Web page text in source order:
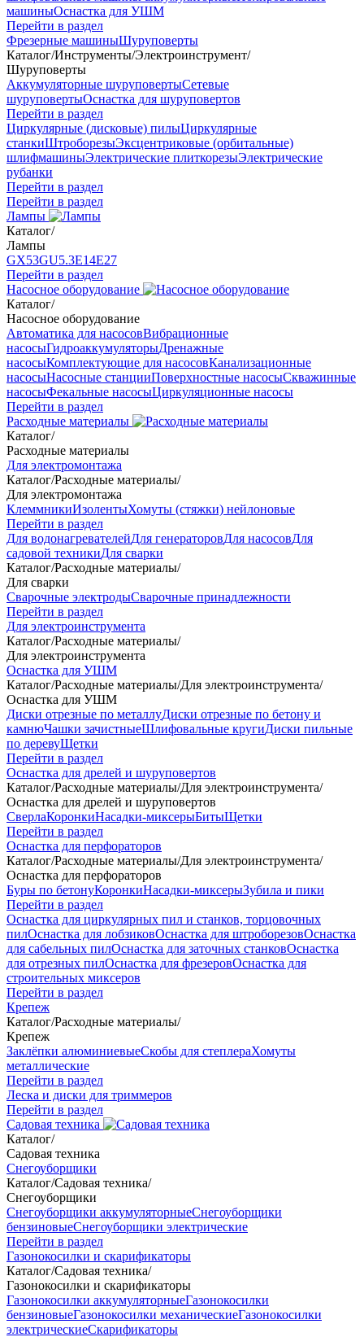
машиныОснастка для УШМ
Перейти в раздел
Фрезерные машиныШуруповерты
Каталог/Инструменты/Электроинструмент/
Шуруповерты
Аккумуляторные шуруповертыСетевые
шуруповертыОснастка для шуруповертов
Перейти в раздел
Циркулярные (дисковые) пилыЦиркулярные
станкиШтроборезыЭксцентриковые (орбитальные)
шлифмашиныЭлектрические плиткорезыЭлектрические
рубанки
Перейти в раздел
Перейти в раздел
Лампы
Каталог/
Лампы
GX53GU5.3Е14Е27
Перейти в раздел
Насосное оборудование
Каталог/
Насосное оборудование
Автоматика для насосовВибрационные
насосыГидроаккумуляторыДренажные
насосыКомплектующие для насосовКанализационные
насосыНасосные станцииПоверхностные насосыСкважинные
насосыФекальные насосыЦиркуляционные насосы
Перейти в раздел
Расходные материалы
Каталог/
Расходные материалы
Для электромонтажа
Каталог/Расходные материалы/
Для электромонтажа
КлеммникиИзолентыХомуты (стяжки) нейлоновые
Перейти в раздел
Для водонагревателейДля генераторовДля насосовДля
садовой техникиДля сварки
Каталог/Расходные материалы/
Для сварки
Сварочные электродыСварочные принадлежности
Перейти в раздел
Для электроинструмента
Каталог/Расходные материалы/
Для электроинструмента
Оснастка для УШМ
Каталог/Расходные материалы/Для электроинструмента/
Оснастка для УШМ
Диски отрезные по металлуДиски отрезные по бетону и
камнюЧашки зачистныеШлифовальные кругиДиски пильные
по деревуЩетки
Перейти в раздел
Оснастка для дрелей и шуруповертов
Каталог/Расходные материалы/Для электроинструмента/
Оснастка для дрелей и шуруповертов
СверлаКоронкиНасадки-миксерыБитыЩетки
Перейти в раздел
Оснастка для перфораторов
Каталог/Расходные материалы/Для электроинструмента/
Оснастка для перфораторов
Буры по бетонуКоронкиНасадки-миксерыЗубила и пики
Перейти в раздел
Оснастка для циркулярных пил и станков, торцовочных
пилОснастка для лобзиковОснастка для штроборезовОснастка
для сабельных пилОснастка для заточных станковОснастка
для отрезных пилОснастка для фрезеровОснастка для
строительных миксеров
Перейти в раздел
Крепеж
Каталог/Расходные материалы/
Крепеж
Заклёпки алюминиевыеСкобы для степлераХомуты
металлические
Перейти в раздел
Леска и диски для триммеров
Перейти в раздел
Садовая техника
Каталог/
Садовая техника
Снегоуборщики
Каталог/Садовая техника/
Снегоуборщики
Снегоуборщики аккумуляторныеСнегоуборщики
бензиновыеСнегоуборщики электрические
Перейти в раздел
Газонокосилки и скарификаторы
Каталог/Садовая техника/
Газонокосилки и скарификаторы
Газонокосилки аккумуляторныеГазонокосилки
бензиновыеГазонокосилки механическиеГазонокосилки
электрическиеСкарификаторы